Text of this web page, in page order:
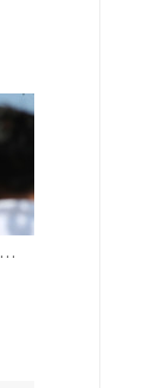
지진으로 초상 칠 뻔한 국립경주박물관